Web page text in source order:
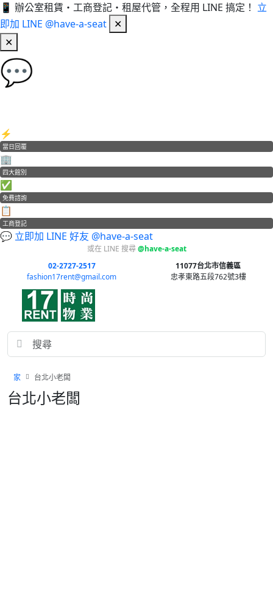
📱 辦公室租賃・工商登記・租屋代管，全程用 LINE 搞定！ 立
即加 LINE @have-a-seat
✕
✕
💬
⚡
當日回覆
🏢
四大館別
✅
免費諮詢
📋
工商登記
💬 立即加 LINE 好友 @have-a-seat
或在 LINE 搜尋@have-a-seat
02-2727-2517
fashion17rent@gmail.com
11077台北市信義區
忠孝東路五段762號3樓
家 台北小老闆
台北小老闆